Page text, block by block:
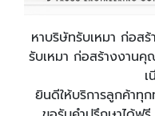
หาบริษัทรับเหมา ก่อส
รับเหมา ก่อสร้างงาน
ยินดีให้บริการลูกค้าทุก